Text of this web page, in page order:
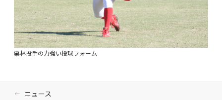
栗林投手の力強い投球フォーム
ニュース